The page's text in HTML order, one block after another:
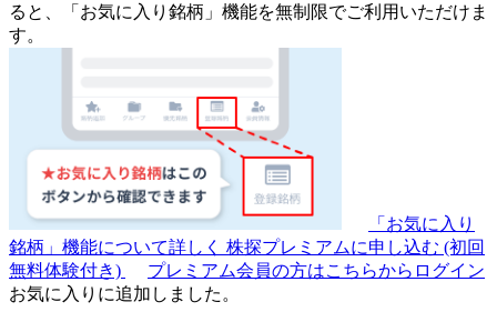
ると、「お気に入り銘柄」機能を無制限でご利用いただけま
す。
「お気に入り
銘柄」機能について詳しく 株探プレミアムに申し込む (初回
無料体験付き)
プレミアム会員の方はこちらからログイン
お気に入りに追加しました。